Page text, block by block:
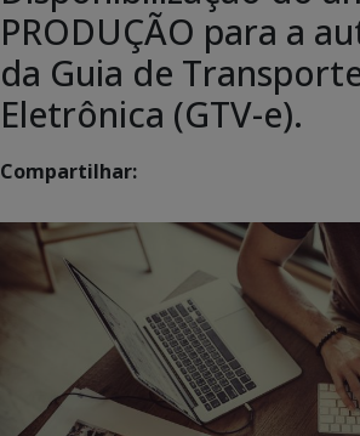
PRODUÇÃO para a
da Guia de
Eletrônica (GTV-e).
Compartilhar: